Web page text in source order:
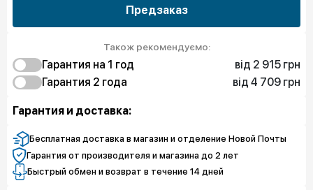
Предзаказ
Також рекомендуємо:
Гарантия на 1 год
від 2 915 грн
Защита от дефектов
2 915 грн
Гарантия 2 года
від 4 709 грн
Защита экрана
Гарантия и доставка:
Бесплатная доставка в магазин и отделение Новой Почты
Гарантия от производителя и магазина до 2 лет
Быстрый обмен и возврат в течение 14 дней